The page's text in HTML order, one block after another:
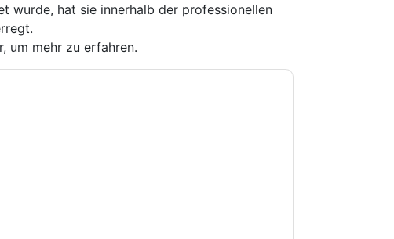
wurde, hat sie innerhalb der professionellen
um mehr zu erfahren.